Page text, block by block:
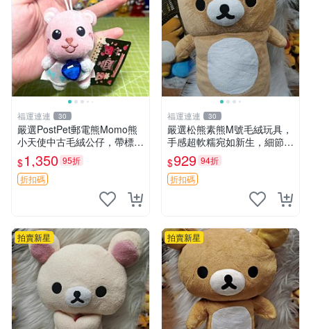
福運連連 30
嚴選PostPet郵電熊Momo熊
小天使中古毛絨公仔，帶標牌
保存完好。絕版稀有少見收藏
品，微瑕可接受，狀態如圖。
所見即所得，毛絨精品嚴選推
$1,350 95折
折扣碼
福運連連 30
嚴選松熊素熊M號毛絨玩具，
手感超軟糯宛如新生，細節精
緻完美無瑕，推薦送禮或珍
藏，中古狀態保養得宜。 松
熊 素熊 毛絨doll
$929 94折
折扣碼
拍賣新星 拍賣新星